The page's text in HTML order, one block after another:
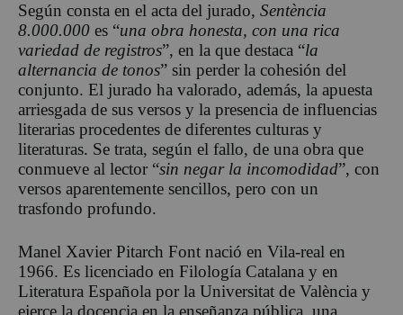
Según consta en el acta del jurado, Sentència
8.000.000 es “una obra honesta, con una rica
variedad de registros”, en la que destaca “la
alternancia de tonos” sin perder la cohesión del
conjunto. El jurado ha valorado, además, la apuesta
arriesgada de sus versos y la presencia de influencias
literarias procedentes de diferentes culturas y
literaturas. Se trata, según el fallo, de una obra que
conmueve al lector “sin negar la incomodidad”, con
versos aparentemente sencillos, pero con un
trasfondo profundo.
Manel Xavier Pitarch Font nació en Vila-real en
1966. Es licenciado en Filología Catalana y en
Literatura Española por la Universitat de València y
ejerce la docencia en la enseñanza pública, una